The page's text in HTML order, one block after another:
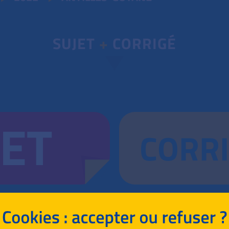
SUJET + CORRIGÉ